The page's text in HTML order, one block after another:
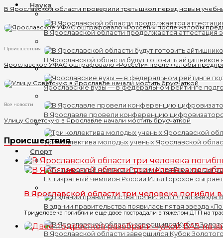
Наука
В Ярославской области продолжается аттестация
В Ярославской области будут готовить айтишников
Ярославские вузы — в федеральном рейтинге
В Ярославле провели конференцию
Три коллектива молодых ученых Ярославской
Спорт
Пятикратный чемпион России Илья Горохов
В здании правительства появилась пятая звезда
В Ярославской области завершился Кубок
В Ярославской области проверили треть школ перед новым
Происшествия
Ярославское УФАС оштрафовало «Россети» после жалобы
Все новости
Улицу Советскую в Ярославле начали мостить брусчаткой
Происшествия
В Ярославской области три человека
Три человека погибли и еще двое пострадали в тяжелом ДТП на